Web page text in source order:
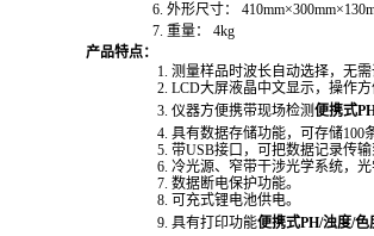
6. 外形尺寸： 410mm×300mm×130
7. 重量： 4kg
产品特点：
1. 测量样品时波长自动选择，无
2. LCD大屏液晶中文显示，操作方
3. 仪器方便携带现场检测便携式
4. 具有数据存储功能， 可存储100
5. 带USB接口， 可把数据记录传
6. 冷光源、窄带干涉光学系统，光
7. 数据断电保护功能。
8. 可充式锂电池供电。
9. 具有打印功能便携式PH/浊度/